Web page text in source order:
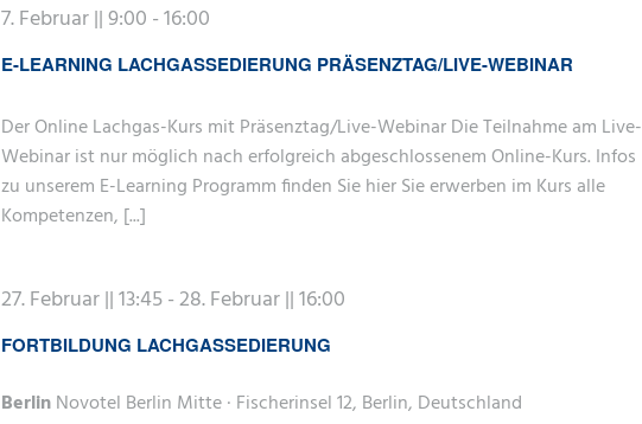
E-LEARNING LACHGASSEDIERUNG PRÄSENZTAG/LIVE-WEBINAR
7. Februar || 9:00 -16:00
Der Online Lachgas-Kurs mit Präsenztag/Live-Webinar Die Teilnahme am Live-
Webinar ist nur möglich nach erfolgreich abgeschlossenem Online-Kurs. Infos
zu unserem E-Learning Programm finden Sie hier Sie erwerben im Kurs alle
Kompetenzen, [...]
FORTBILDUNG LACHGASSEDIERUNG
27. Februar || 13:45-28. Februar || 16:00
BerlinNovotel Berlin Mitte · Fischerinsel 12, Berlin, Deutschland